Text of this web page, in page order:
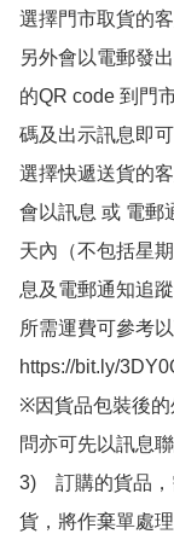
選擇門市取貨的客
另外會以電郵發
的QR code 到門
碼及出示訊息即
選擇快遞送貨的客
會以訊息 或 電郵
天內（不包括星
息及電郵通知追
所需運費可參考
https://bit.ly/
※因貨品包裝後的
問亦可先以訊息
3)　訂購的貨品
貨，將作棄單處